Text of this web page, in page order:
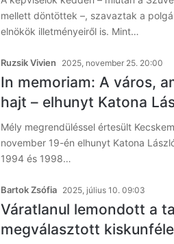
mellett döntöttek –, szavaztak a
elnökök illetményeiről is. Mint…
Ruzsik Vivien 2025, november 25. 20:00
In memoriam: A város,
hajt – elhunyt Katona
Mély megrendüléssel értesült
november 19-én elhunyt Katona
1994 és 1998…
Bartok Zsófia 2025, július 10. 09:03
Váratlanul lemondott a
megválasztott